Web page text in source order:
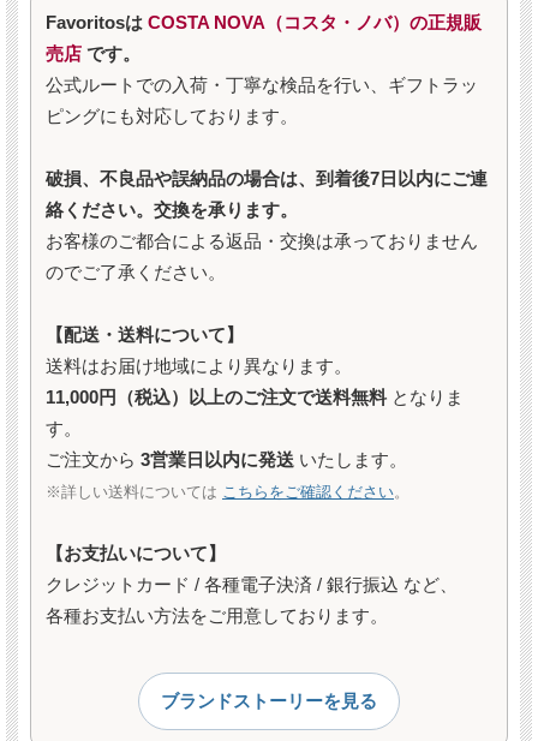
Favoritosは COSTA NOVA（コスタ・ノバ）の正規販
売店 です。
公式ルートでの入荷・丁寧な検品を行い、ギフトラッ
ピングにも対応しております。
破損、不良品や誤納品の場合は、到着後7日以内にご連
絡ください。交換を承ります。
お客様のご都合による返品・交換は承っておりません
のでご了承ください。
【配送・送料について】
送料はお届け地域により異なります。
11,000円（税込）以上のご注文で送料無料 となりま
す。
ご注文から 3営業日以内に発送 いたします。
※詳しい送料については こちらをご確認ください。
【お支払いについて】
クレジットカード / 各種電子決済 / 銀行振込 など、
各種お支払い方法をご用意しております。
ブランドストーリーを見る